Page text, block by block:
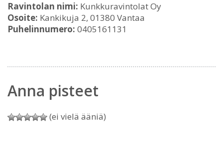
Ravintolan nimi: Kunkkuravintolat Oy
Osoite: Kankikuja 2, 01380 Vantaa
Puhelinnumero: 0405161131
Anna pisteet
(ei vielä ääniä)